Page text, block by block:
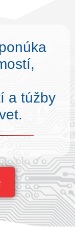
a túžby